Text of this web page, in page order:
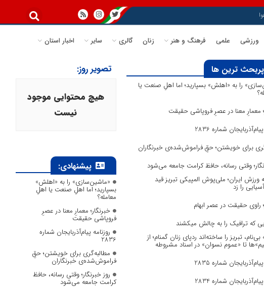
ورزشی علمی فرهنگ و هنر زنان گالری سایر اخبار استان
پربحث ترین ها
را به «اهلش» بسپارید؛ اما اهلِ صنعت یا
معمارِ معنا در عصرِ فروپاشی حقیقت
شماره 2836
برای خویشتن؛ حقِ فراموش‌شده‌ی خبرنگاران
وقتی رسانه، حافظ کرامت جامعه می‌شود
ایران؛ ملی‌پوش المپیکی تبریز قید
را زد
راوی حقیقت در عصر ابهام
که ترافیک را به چالش میکشند
بی‌نام، تبریز را ساخته‌اند ردپای زنان گمنام؛ از
تا «عموم نسوان» در اسناد مشروطه
شماره 2835
شماره 2834
تصویر روز:
هیچ محتوایی موجود
نیست
پیشنهادی:
«ماشین‌سازی» را به «اهلش»
بسپارید؛ اما اهلِ صنعت یا اهلِ
معامله؟
خبرنگار؛ معمارِ معنا در عصرِ
فروپاشی حقیقت
روزنامه پیام‌آذربایجان شماره
2836
مطالبه‌گری برای خویشتن؛ حقِ
فراموش‌شده‌ی خبرنگاران
روز خبرنگار؛ وقتی رسانه، حافظ
کرامت جامعه می‌شود